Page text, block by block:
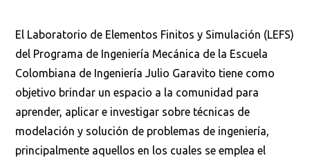
El Laboratorio de Elementos Finitos y Simulación (LEFS)
del Programa de Ingeniería Mecánica de la Escuela
Colombiana de Ingeniería Julio Garavito tiene como
objetivo brindar un espacio a la comunidad para
aprender, aplicar e investigar sobre técnicas de
modelación y solución de problemas de ingeniería,
principalmente aquellos en los cuales se emplea el